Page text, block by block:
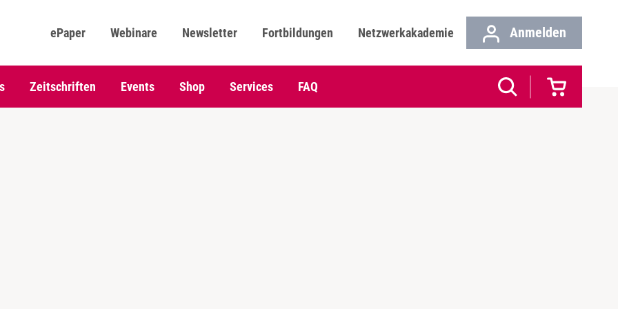
ePaper Webinare Newsletter Fortbildungen Netzwerkakademie Anmelden
Zeitschriften Events Shop Services FAQ